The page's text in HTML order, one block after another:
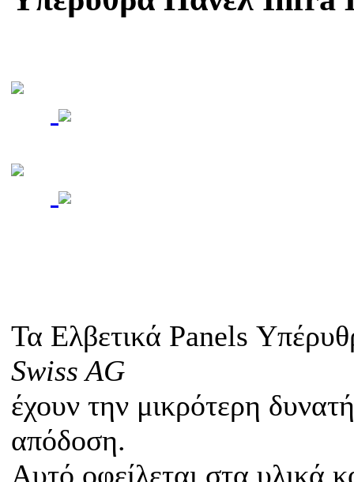
Τα Ελβετικά Panels
Swiss AG
έχουν την μικρότερη
απόδοση.
Αυτό οφείλεται στα υλικά